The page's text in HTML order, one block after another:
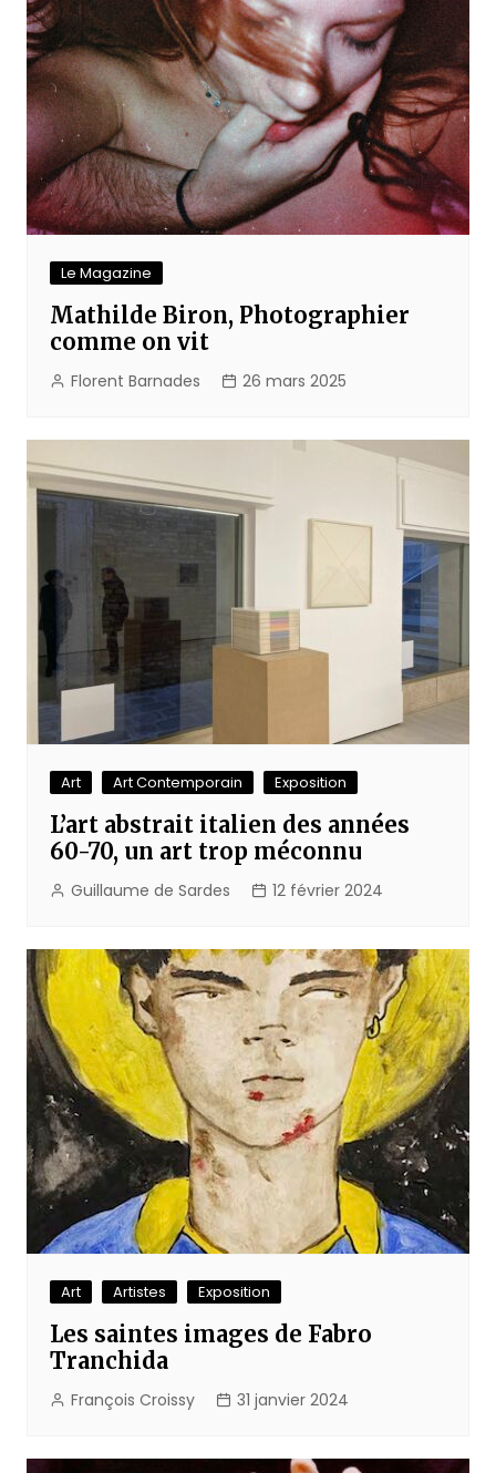
Le Magazine
Mathilde Biron, Photographier
comme on vit
Florent Barnades 26 mars 2025
Art Art Contemporain Exposition
L’art abstrait italien des années
60-70, un art trop méconnu
Guillaume de Sardes 12 février 2024
Art Artistes Exposition
Les saintes images de Fabro
Tranchida
François Croissy 31 janvier 2024